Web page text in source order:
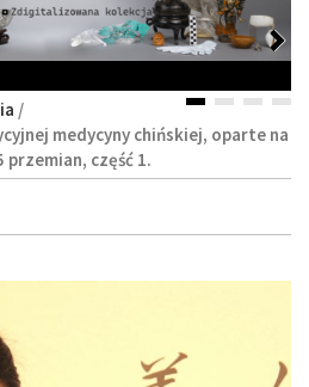
/
medycyny chińskiej, oparte na
część 1.